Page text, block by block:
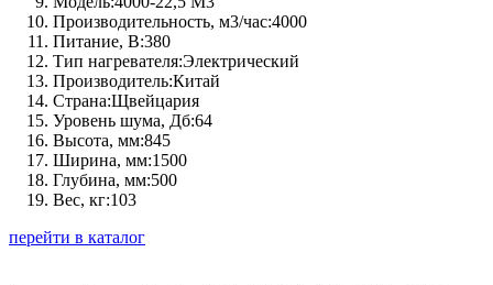
Производительность, м3/час:4000
Питание, В:380
Тип нагревателя:Электрический
Производитель:Китай
Страна:Щвейцария
Уровень шума, Дб:64
Высота, мм:845
Ширина, мм:1500
Глубина, мм:500
Вес, кг:103
перейти в каталог